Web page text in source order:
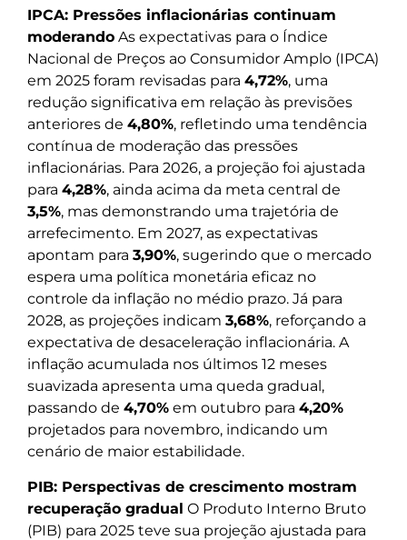
IPCA: Pressões inflacionárias continuam
moderando As expectativas para o Índice
Nacional de Preços ao Consumidor Amplo (IPCA)
em 2025 foram revisadas para 4,72%, uma
redução significativa em relação às previsões
anteriores de 4,80%, refletindo uma tendência
contínua de moderação das pressões
inflacionárias. Para 2026, a projeção foi ajustada
para 4,28%, ainda acima da meta central de
3,5%, mas demonstrando uma trajetória de
arrefecimento. Em 2027, as expectativas
apontam para 3,90%, sugerindo que o mercado
espera uma política monetária eficaz no
controle da inflação no médio prazo. Já para
2028, as projeções indicam 3,68%, reforçando a
expectativa de desaceleração inflacionária. A
inflação acumulada nos últimos 12 meses
suavizada apresenta uma queda gradual,
passando de 4,70% em outubro para 4,20%
projetados para novembro, indicando um
cenário de maior estabilidade.
PIB: Perspectivas de crescimento mostram
recuperação gradual O Produto Interno Bruto
(PIB) para 2025 teve sua projeção ajustada para